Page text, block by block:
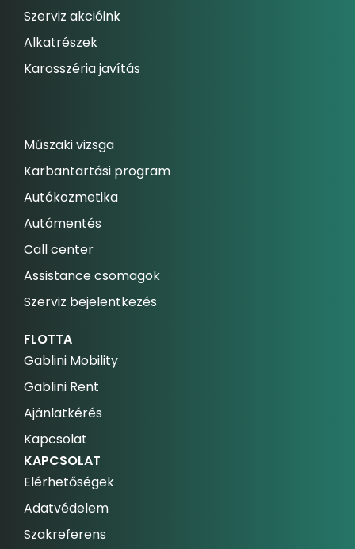
Szerviz akcióink
Alkatrészek
Karosszéria javítás
Műszaki vizsga
Karbantartási program
Autókozmetika
Autómentés
Call center
Assistance csomagok
Szerviz bejelentkezés
FLOTTA
Gablini Mobility
Gablini Rent
Ajánlatkérés
Kapcsolat
KAPCSOLAT
Elérhetőségek
Adatvédelem
Szakreferens